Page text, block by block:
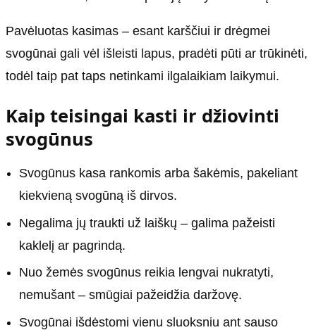
Pavėluotas kasimas – esant karščiui ir drėgmei
svogūnai gali vėl išleisti lapus, pradėti pūti ar trūkinėti,
todėl taip pat taps netinkami ilgalaikiam laikymui.
Kaip teisingai kasti ir džiovinti
svogūnus
Svogūnus kasa rankomis arba šakėmis, pakeliant
kiekvieną svogūną iš dirvos.
Negalima jų traukti už laiškų – galima pažeisti
kaklelį ar pagrindą.
Nuo žemės svogūnus reikia lengvai nukratyti,
nemušant – smūgiai pažeidžia daržovę.
Svogūnai išdėstomi vienu sluoksniu ant sauso